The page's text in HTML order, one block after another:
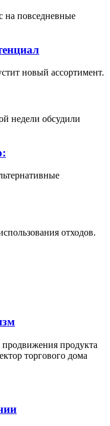
на повседневные
новый ассортимент.
недели обсудили
отходов.
продукта
торгового дома